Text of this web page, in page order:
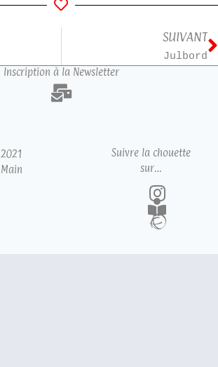
SUIVANT
Julbord
Inscription à la Newsletter
Main
Suivre la chouette
sur…